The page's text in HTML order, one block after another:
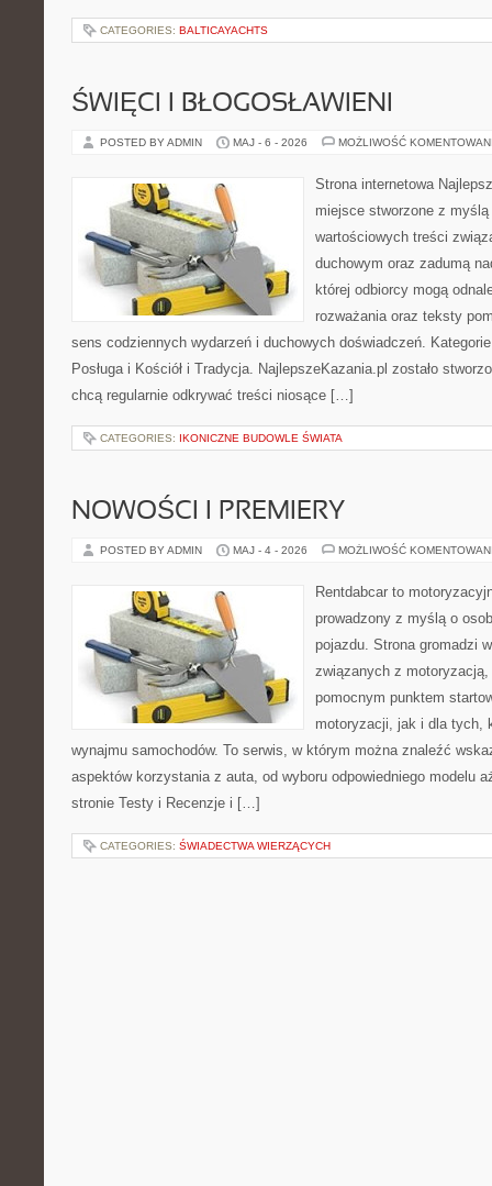
CATEGORIES: BALTICAYACHTS
ŚWIĘCI I BŁOGOSŁAWIENI
POSTED BY ADMIN MAJ - 6 - 2026 MOŻLIWOŚĆ
Strona internetowa
miejsce stworzone z
wartościowych treści
duchowym oraz zadumą
której odbiorcy mogą
rozważania oraz teksty
sens codziennych wydarzeń i duchowych doświadczeń.
Posługa i Kościół i Tradycja. NajlepszeKazania.pl zostało
chcą regularnie odkrywać treści niosące […]
CATEGORIES: IKONICZNE BUDOWLE ŚWIATA
NOWOŚCI I PREMIERY
POSTED BY ADMIN MAJ - 4 - 2026 MOŻLIWOŚĆ
Rentdabcar to
prowadzony z myślą o
pojazdu. Strona gromadzi
związanych z
pomocnym punktem
motoryzacji, jak i dla tych,
wynajmu samochodów. To serwis, w którym można znaleźć
aspektów korzystania z auta, od wyboru odpowiedniego modelu
stronie Testy i Recenzje i […]
CATEGORIES: ŚWIADECTWA WIERZĄCYCH